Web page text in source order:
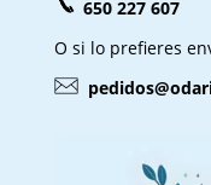
650 227 607
O si lo prefieres